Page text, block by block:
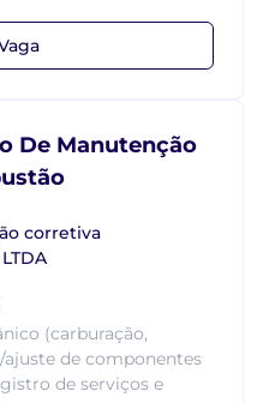
De Manutenção
corretiva
(carburação,
de componentes
de serviços e